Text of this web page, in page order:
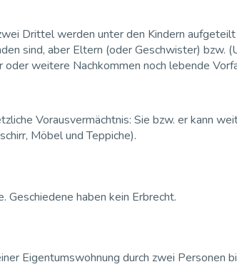
Drittel werden unter den Kindern aufgeteilt
sind, aber Eltern (oder Geschwister) bzw.
weitere Nachkommen noch lebende
Vorausvermächtnis: Sie bzw. er kann
Möbel und Teppiche).
Geschiedene haben kein Erbrecht.
Eigentumswohnung durch zwei